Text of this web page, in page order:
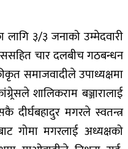
लागि ३/३ जनाको उम्मेदवारी
चार दलबीच गठबन्धन
समाजवादीले उपाध्यक्षमा
शालिकराम बञ्जारालाई
दीर्घबहादुर मगरले स्वतन्त्र
गोमा मगरलाई अध्यक्षको